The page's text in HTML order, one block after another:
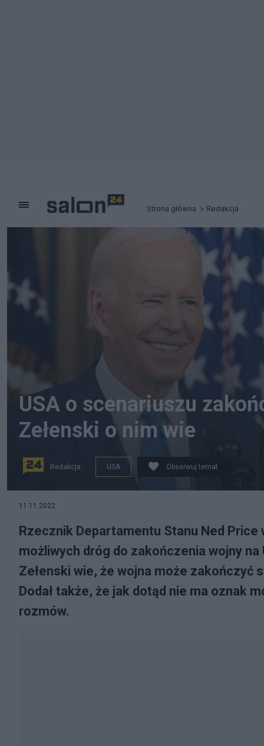
Strona główna Redakcja
USA o scenariuszu
Zełenski o nim wie
Redakcja USA Obserwuj temat
11.11.2022
Rzecznik Departamentu Stanu Ned
możliwych dróg do zakończenia wojny
Zełenski wie, że wojna może zakończyć
Dodał także, że jak dotąd nie ma oznak
rozmów.